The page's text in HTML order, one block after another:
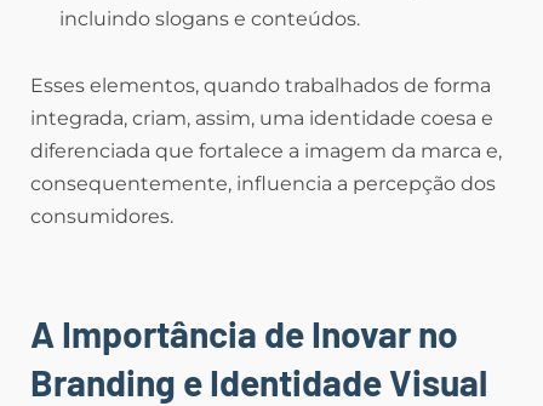
incluindo slogans e conteúdos.
Esses elementos, quando trabalhados de forma
integrada, criam, assim, uma identidade coesa e
diferenciada que fortalece a imagem da marca e,
consequentemente, influencia a percepção dos
consumidores.
A Importância de Inovar no
Branding e Identidade Visual